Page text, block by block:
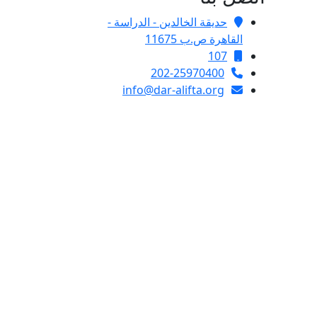
حديقة الخالدين - الدراسة -
القاهرة ص.ب 11675
107
202-25970400
info@dar-alifta.org